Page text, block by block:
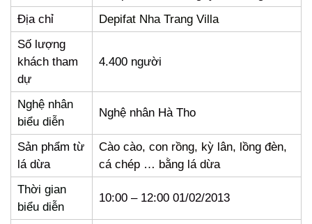
Địa chỉ
Depifat Nha Trang Villa
Số lượng
khách tham
dự
4.400 người
Nghệ nhân
biểu diễn
Nghệ nhân Hà Tho
Sản phẩm từ
lá dừa
Cào cào, con rồng, kỳ lân, lồng đèn,
cá chép … bằng lá dừa
Thời gian
biểu diễn
10:00 – 12:00 01/02/2013